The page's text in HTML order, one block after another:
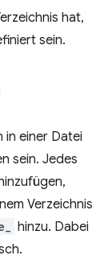
hat,
sein.
in einer Datei
sein. Jedes
Verzeichnis
hinzu. Dabei